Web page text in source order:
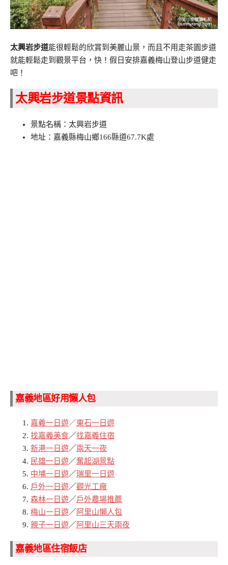
太興岩步道能很輕鬆的欣賞到美麗山景，而且不用走茶園步道
就能輕鬆走到觀景平台，快！假日安排嘉義梅山登山步道健走
吧！
太興岩步道景點資訊
景點名稱：太興岩步道
地址：嘉義縣梅山鄉166縣道67.7K處
嘉義地區好用懶人包
嘉義一日遊／東石一日遊
找嘉義美食／找嘉義住宿
新港一日遊／兩天一夜
民雄一日遊／奮起湖景點
中埔一日遊／瑞里一日遊
戶外一日遊／觀光工廠
森林一日遊／ 戶外農場推薦
梅山一日遊／ 阿里山懶人包
親子一日遊／ 阿里山三天兩夜
嘉義地區住宿飯店